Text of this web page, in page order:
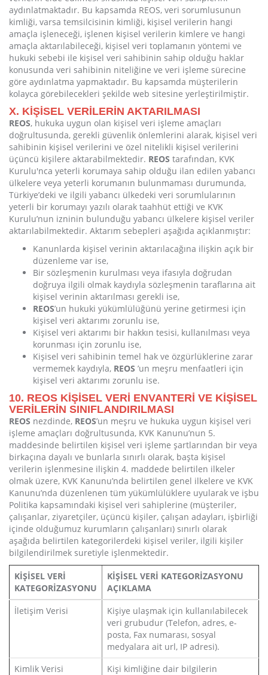
aydınlatmaktadır. Bu kapsamda REOS, veri sorumlusunun
kimliği, varsa temsilcisinin kimliği, kişisel verilerin hangi
amaçla işleneceği, işlenen kişisel verilerin kimlere ve hangi
amaçla aktarılabileceği, kişisel veri toplamanın yöntemi ve
hukuki sebebi ile kişisel veri sahibinin sahip olduğu haklar
konusunda veri sahibinin niteliğine ve veri işleme sürecine
göre aydınlatma yapmaktadır. Bu kapsamda müşterilerin
kolayca görebilecekleri şekilde web sitesine yerleştirilmiştir.
X. KİŞİSEL VERİLERİN AKTARILMASI
REOS, hukuka uygun olan kişisel veri işleme amaçları
doğrultusunda, gerekli güvenlik önlemlerini alarak, kişisel veri
sahibinin kişisel verilerini ve özel nitelikli kişisel verilerini
üçüncü kişilere aktarabilmektedir. REOS tarafından, KVK
Kurulu'nca yeterli korumaya sahip olduğu ilan edilen yabancı
ülkelere veya yeterli korumanın bulunmaması durumunda,
Türkiye’deki ve ilgili yabancı ülkedeki veri sorumlularının
yeterli bir korumayı yazılı olarak taahhüt ettiği ve KVK
Kurulu’nun izninin bulunduğu yabancı ülkelere kişisel veriler
aktarılabilmektedir. Aktarım sebepleri aşağıda açıklanmıştır:
Kanunlarda kişisel verinin aktarılacağına ilişkin açık bir
düzenleme var ise,
Bir sözleşmenin kurulması veya ifasıyla doğrudan
doğruya ilgili olmak kaydıyla sözleşmenin taraflarına ait
kişisel verinin aktarılması gerekli ise,
REOS’un hukuki yükümlülüğünü yerine getirmesi için
kişisel veri aktarımı zorunlu ise,
Kişisel veri aktarımı bir hakkın tesisi, kullanılması veya
korunması için zorunlu ise,
Kişisel veri sahibinin temel hak ve özgürlüklerine zarar
vermemek kaydıyla, REOS ’un meşru menfaatleri için
kişisel veri aktarımı zorunlu ise.
10. REOS KİŞİSEL VERİ ENVANTERİ VE KİŞİSEL
VERİLERİN SINIFLANDIRILMASI
REOS nezdinde, REOS’un meşru ve hukuka uygun kişisel veri
işleme amaçları doğrultusunda, KVK Kanunu’nun 5.
maddesinde belirtilen kişisel veri işleme şartlarından bir veya
birkaçına dayalı ve bunlarla sınırlı olarak, başta kişisel
verilerin işlenmesine ilişkin 4. maddede belirtilen ilkeler
olmak üzere, KVK Kanunu’nda belirtilen genel ilkelere ve KVK
Kanunu’nda düzenlenen tüm yükümlülüklere uyularak ve işbu
Politika kapsamındaki kişisel veri sahiplerine (müşteriler,
çalışanlar, ziyaretçiler, üçüncü kişiler, çalışan adayları, işbirliği
içinde olduğumuz kurumların çalışanları) sınırlı olarak
aşağıda belirtilen kategorilerdeki kişisel veriler, ilgili kişiler
bilgilendirilmek suretiyle işlenmektedir.
KİŞİSEL VERİ
KATEGORİZASYONU
KİŞİSEL VERİ KATEGORİZASYONU
AÇIKLAMA
İletişim Verisi
Kişiye ulaşmak için kullanılabilecek
veri grubudur (Telefon, adres, e-
posta, Fax numarası, sosyal
medyalara ait url, IP adresi).
Kimlik Verisi
Kişi kimliğine dair bilgilerin